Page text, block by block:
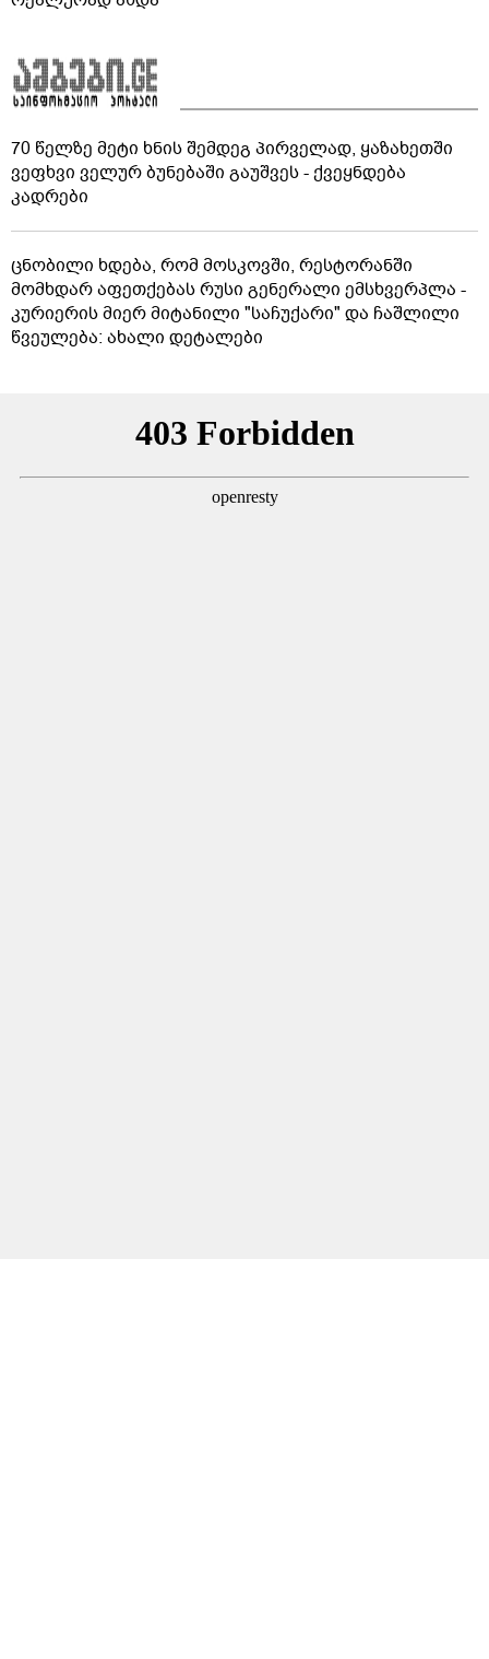
70 წელზე მეტი ხნის შემდეგ პირველად, ყაზახეთში
ვეფხვი ველურ ბუნებაში გაუშვეს - ქვეყნდება
კადრები
ცნობილი ხდება, რომ მოსკოვში, რესტორანში
მომხდარ აფეთქებას რუსი გენერალი ემსხვერპლა -
კურიერის მიერ მიტანილი "საჩუქარი" და ჩაშლილი
წვეულება: ახალი დეტალები